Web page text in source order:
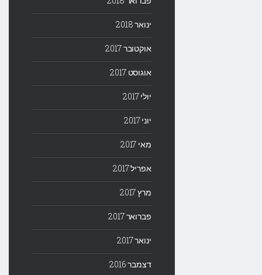
ינואר 2018
אוקטובר 2017
אוגוסט 2017
יולי 2017
יוני 2017
מאי 2017
אפריל 2017
מרץ 2017
פברואר 2017
ינואר 2017
דצמבר 2016